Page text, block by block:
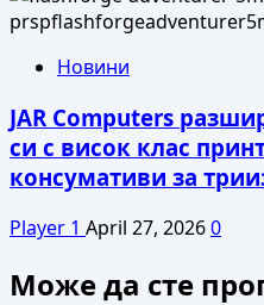
Новини
JAR Computers
си с висок клас
консумативи за
Player 1 April 27, 20260
Може да сте